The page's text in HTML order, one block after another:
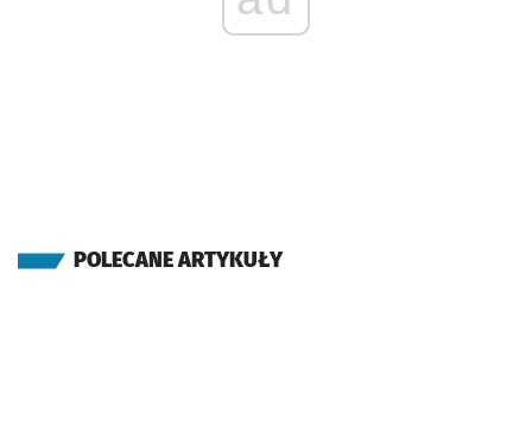
POLECANE ARTYKUŁY